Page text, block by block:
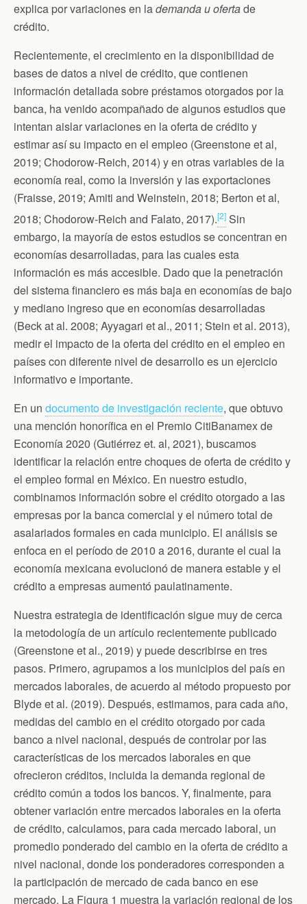
explica por variaciones en lademanda u ofertade
crédito.
Recientemente, el crecimiento en la disponibilidad de
bases de datos a nivel de crédito, que contienen
información detallada sobre préstamos otorgados por la
banca, ha venido acompañado de algunos estudios que
intentan aislar variaciones en la oferta de crédito y
estimar así su impacto en el empleo (Greenstone et al,
2019; Chodorow-Reich, 2014) y en otras variables de la
economía real, como la inversión y las exportaciones
(Fraisse, 2019; Amiti and Weinstein, 2018; Berton et al,
2018; Chodorow-Reich and Falato, 2017).[2] Sin
embargo, la mayoría de estos estudios se concentran en
economías desarrolladas, para las cuales esta
información es más accesible. Dado que la penetración
del sistema financiero es más baja en economías de bajo
y mediano ingreso que en economías desarrolladas
(Beck at al. 2008; Ayyagari et al., 2011; Stein et al. 2013),
medir el impacto de la oferta del crédito en el empleo en
países con diferente nivel de desarrollo es un ejercicio
informativo e importante.
En un documento de investigación reciente, que obtuvo
una mención honorífica en el Premio CitiBanamex de
Economía 2020 (Gutiérrez et. al, 2021), buscamos
identificar la relación entre choques de oferta de crédito y
el empleo formal en México. En nuestro estudio,
combinamos información sobre el crédito otorgado a las
empresas por la banca comercial y el número total de
asalariados formales en cada municipio. El análisis se
enfoca en el período de 2010 a 2016, durante el cual la
economía mexicana evolucionó de manera estable y el
crédito a empresas aumentó paulatinamente.
Nuestra estrategia de identificación sigue muy de cerca
la metodología de un artículo recientemente publicado
(Greenstone et al., 2019) y puede describirse en tres
pasos. Primero, agrupamos a los municipios del país en
mercados laborales, de acuerdo al método propuesto por
Blyde et al. (2019). Después, estimamos, para cada año,
medidas del cambio en el crédito otorgado por cada
banco a nivel nacional, después de controlar por las
características de los mercados laborales en que
ofrecieron créditos, incluida la demanda regional de
crédito común a todos los bancos. Y, finalmente, para
obtener variación entre mercados laborales en la oferta
de crédito, calculamos, para cada mercado laboral, un
promedio ponderado del cambio en la oferta de crédito a
nivel nacional, donde los ponderadores corresponden a
la participación de mercado de cada banco en ese
mercado. La Figura 1 muestra la variación regional de los